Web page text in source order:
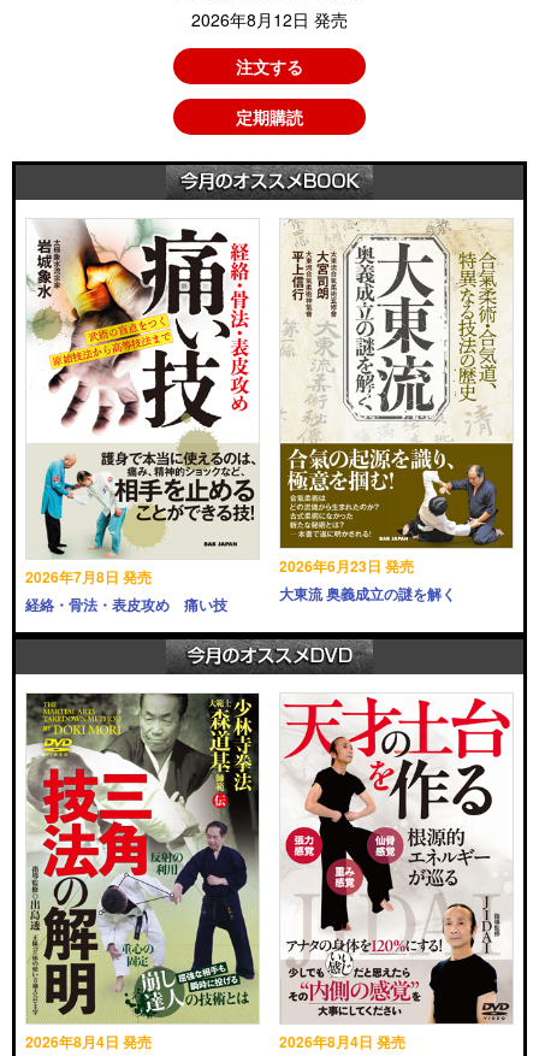
2026年8月12日 発売
注文する
定期購読
2026年7月8日 発売
経絡・骨法・表皮攻め 痛い技
2026年6月23日 発売
大東流 奥義成立の謎を解く
2026年8月4日 発売
2026年8月4日 発売